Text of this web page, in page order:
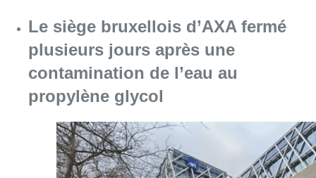
Le siège bruxellois d’AXA fermé
plusieurs jours après une
contamination de l’eau au
propylène glycol